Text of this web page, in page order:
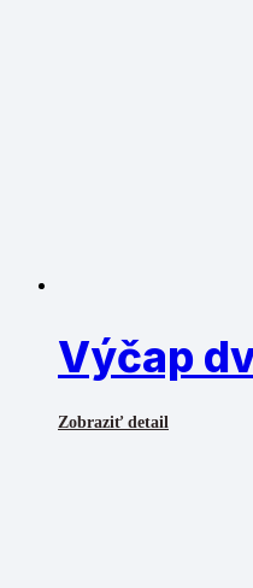
Výčap
Zobraziť detail